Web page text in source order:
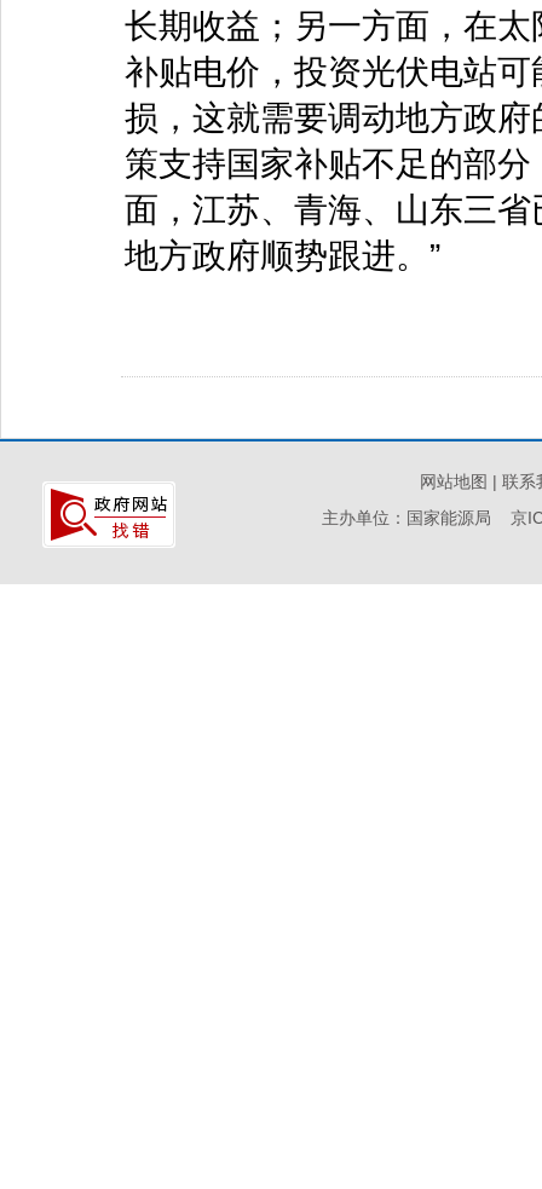
长期收益；另一方面，在
补贴电价，投资光伏电站
损，这就需要调动地方政
策支持国家补贴不足的部
面，江苏、青海、山东三
地方政府顺势跟进。”